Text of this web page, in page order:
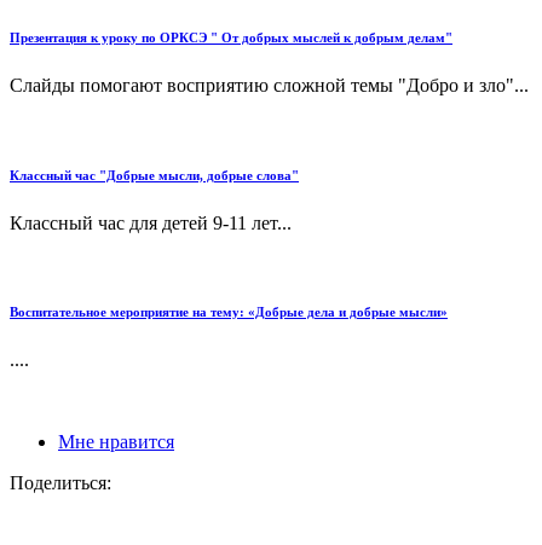
Презентация к уроку по ОРКСЭ " От добрых мыслей к добрым делам"
Слайды помогают восприятию сложной темы "Добро и зло"...
Классный час "Добрые мысли, добрые слова"
Классный час для детей 9-11 лет...
Воспитательное мероприятие на тему: «Добрые дела и добрые мысли»
....
Мне нравится
Поделиться: